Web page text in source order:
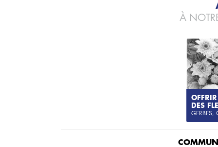
À
OFFRIR
DES
GERBES,